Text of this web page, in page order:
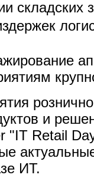
складских
и
"IT Retail
ИТ.